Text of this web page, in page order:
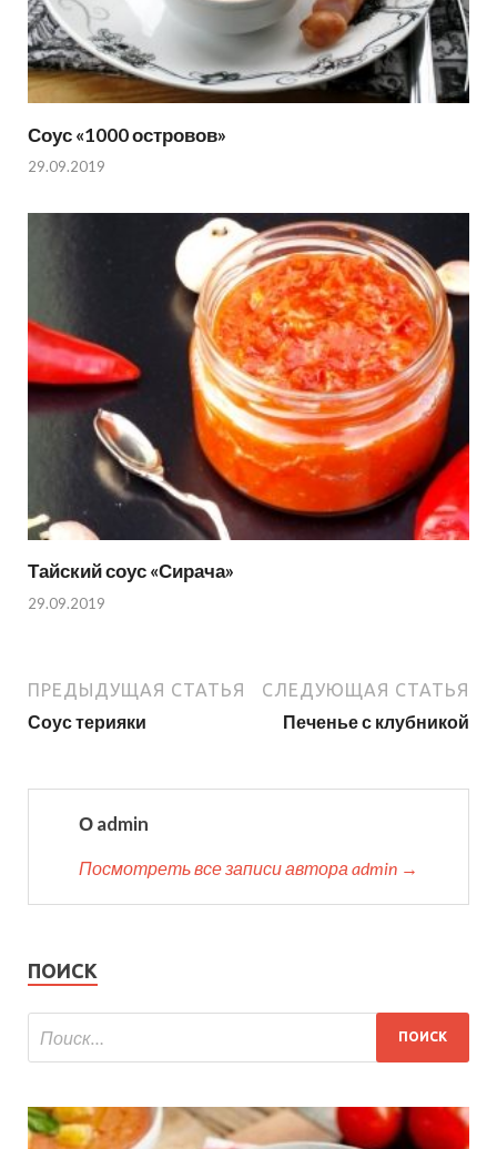
Соус «1000 островов»
29.09.2019
Тайский соус «Сирача»
29.09.2019
ПРЕДЫДУЩАЯ СТАТЬЯ
Соус терияки
СЛЕДУЮЩАЯ СТАТЬЯ
Печенье с клубникой
О admin
Посмотреть все записи автора admin →
ПОИСК